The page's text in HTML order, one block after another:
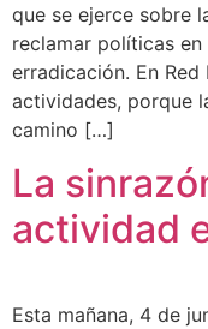
que se ejerce sobre
reclamar políticas
erradicación. En
actividades, porque
camino […]
La
actividad
Esta mañana, 4 de